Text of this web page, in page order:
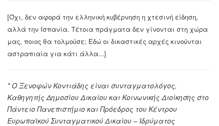
[Όχι, δεν αφορά την ελληνική κυβέρνηση η χτεσινή είδηση,
αλλά την Ισπανία. Τέτοια πράγματα δεν γίνονται στη χώρα
μας, ποιος θα τολμούσε; Εδώ οι δικαστικές αρχές κινούνται
αστραπιαία για κάτι άλλα...]
* Ο Ξενοφών Κοντιάδης είναι συνταγματολόγος,
Καθηγητής Δημοσίου Δικαίου και Κοινωνικής Διοίκησης στο
Πάντειο Πανεπιστήμιο και Πρόεδρος του Κέντρου
Ευρωπαϊκού Συνταγματικού Δικαίου – Ιδρύματος